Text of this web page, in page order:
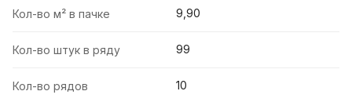
Кол-во м² в пачке 9,90
Кол-во штук в ряду 99
Кол-во рядов 10